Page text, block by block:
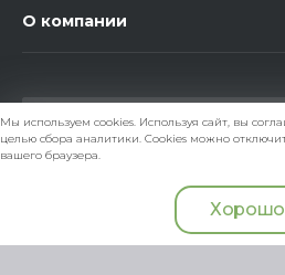
Кабинет
О компании
+7 (902) 294 48 08
Мы используем cookies. Используя сайт, вы
целью сбора аналитики. Cookies можно
вашего браузера.
Хорошо